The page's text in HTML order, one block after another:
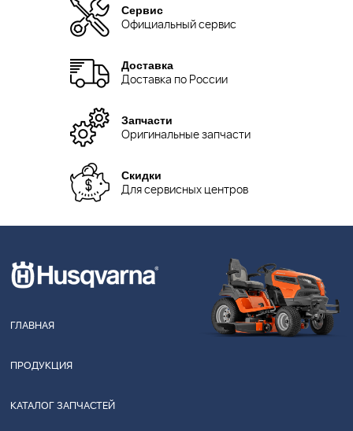
Сервис
Официальный сервис
Доставка
Доставка по России
Запчасти
Оригинальные запчасти
Скидки
Для сервисных центров
ГЛАВНАЯ
ПРОДУКЦИЯ
КАТАЛОГ ЗАПЧАСТЕЙ